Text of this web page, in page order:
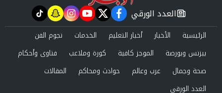
newspaper
العدد الورقي facebook
twitter
youtube
instagram
snapchat
tiktok
الرئيسية الأخبار أخبار التعليم الخدمات
نجوم الفن
بيزنس وبورصة
الموجز كافية كورة وملاعب
فتاوى وأحكام
صحة وجمال
عرب وعالم حوادث ومحاكم
المقالات
العدد الورقي